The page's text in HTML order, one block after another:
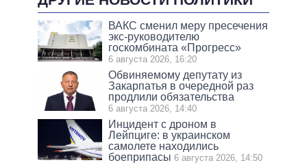
ВАКС сменил меру пресечения
экс-руководителю
госкомбината «Прогресс»
6 августа 2026, 16:20
Обвиняемому депутату из
Закарпатья в очередной раз
продлили обязательства
6 августа 2026, 14:40
Инцидент с дроном в
Лейпциге: в украинском
самолете находились
боеприпасы 6 августа 2026, 14:50